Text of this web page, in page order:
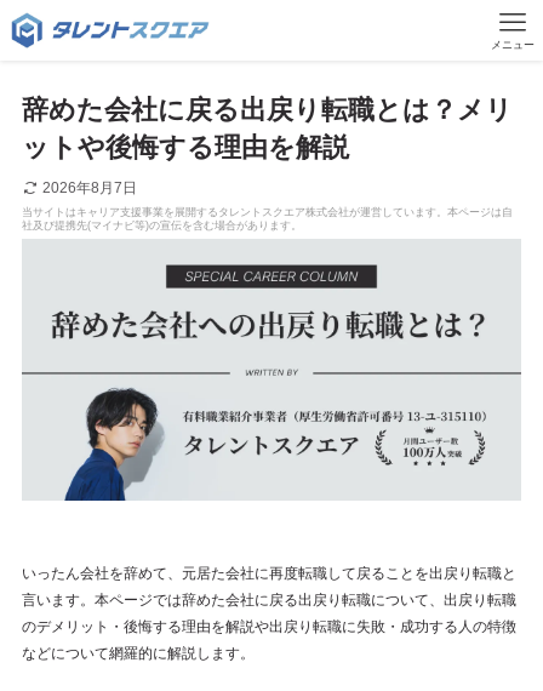
メニュー
辞めた会社に戻る出戻り転職とは？メリ
ットや後悔する理由を解説
2026年8月7日
いったん会社を辞めて、元居た会社に再度転職して戻ることを出戻り転職と
言います。本ページでは辞めた会社に戻る出戻り転職について、出戻り転職
のデメリット・後悔する理由を解説や出戻り転職に失敗・成功する人の特徴
などについて網羅的に解説します。